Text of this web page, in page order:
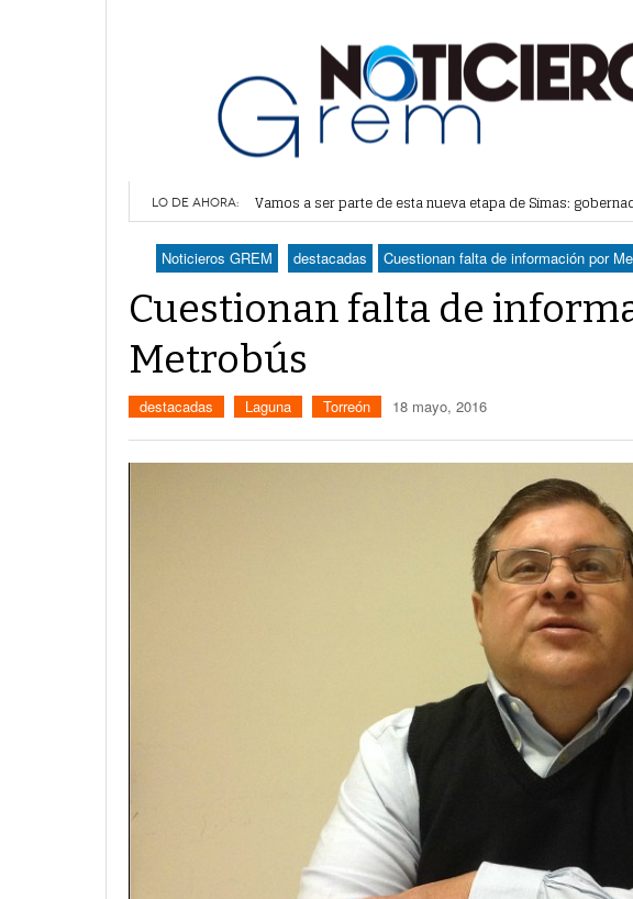
LO DE AHORA: Lerdo recibe mayor dotación de Agua Saludable; van por
Durango elegirá por insaculación y voto ciudadano a 50
Denuncian robo en oficinas de Morena Lerdo; cámaras
Va Ayuntamiento de Lerdo por mayor regulación de lotes
Noticieros GREM destacadas Cuestionan falta de información por
Cuestionan falta de
Metrobús
destacadas Laguna Torreón 18 mayo, 2016